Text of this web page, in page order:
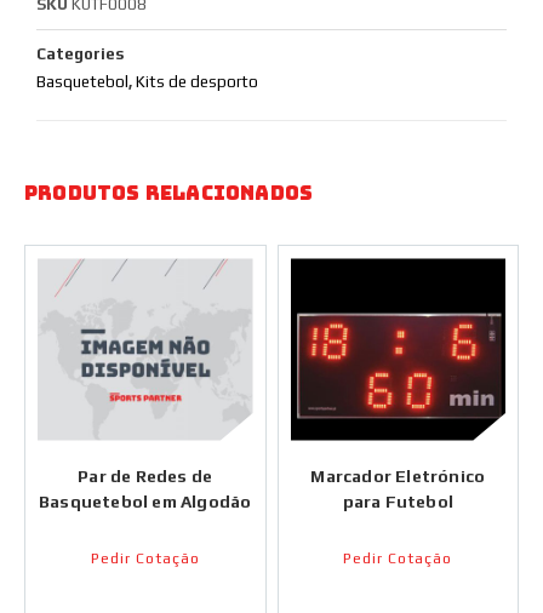
SKU KUTF0008
Categories
Basquetebol , Kits de desporto
Produtos Relacionados
Par de Redes de
Basquetebol em Algodão
Pedir Cotação
Marcador Eletrónico
para Futebol
Pedir Cotação